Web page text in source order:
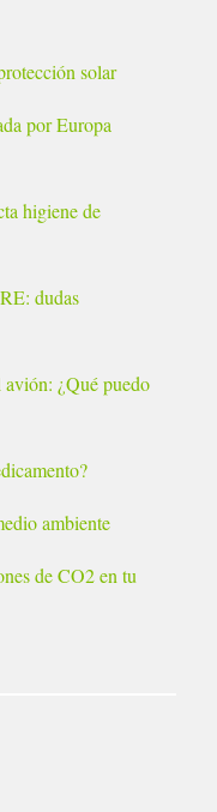
solar
por Europa
higiene de
dudas
¿Qué puedo
ambiente
de CO2 en tu